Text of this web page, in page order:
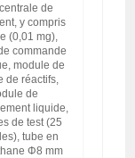
de
y compris
(0,01 mg),
commande
module de
de réactifs,
de
liquide,
de test (25
tube en
Φ8 mm